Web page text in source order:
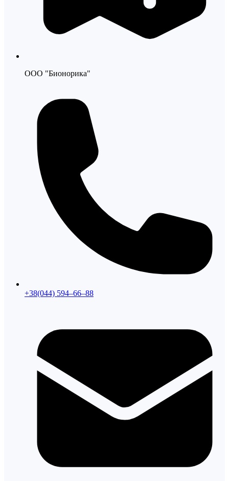
ООО "Бионорика"
+38(044) 594–66–88